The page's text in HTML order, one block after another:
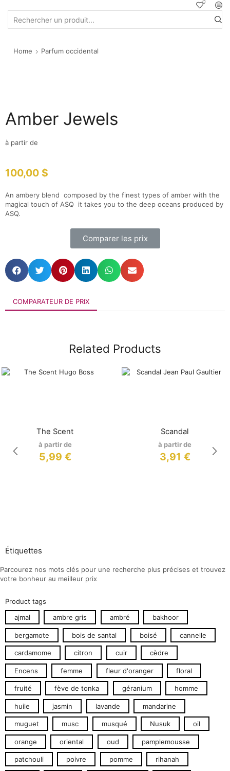
0
Home Parfum occidental
Amber Jewels
à partir de
100,00 $
An ambery blend composed by the finest types of amber with the
magical touch of ASQ it takes you to the deep oceans produced by
ASQ.
Comparer les prix
COMPARATEUR DE PRIX
Related Products
The Scent
à partir de
5,99 €
Scandal
à partir de
3,91 €
Étiquettes
Parcourez nos mots clés pour une recherche plus précises et trouvez
votre bonheur au meilleur prix
Product tags
ajmal
ambre gris ambré bakhoor
bergamote bois de santal boisé cannelle
cardamome citron cuir cèdre
Encens femme fleur d'oranger floral
fruité fève de tonka géranium homme
huile jasmin lavande mandarine
muguet musc musqué Nusuk oil
orange oriental oud pamplemousse
patchouli poivre pomme rihanah